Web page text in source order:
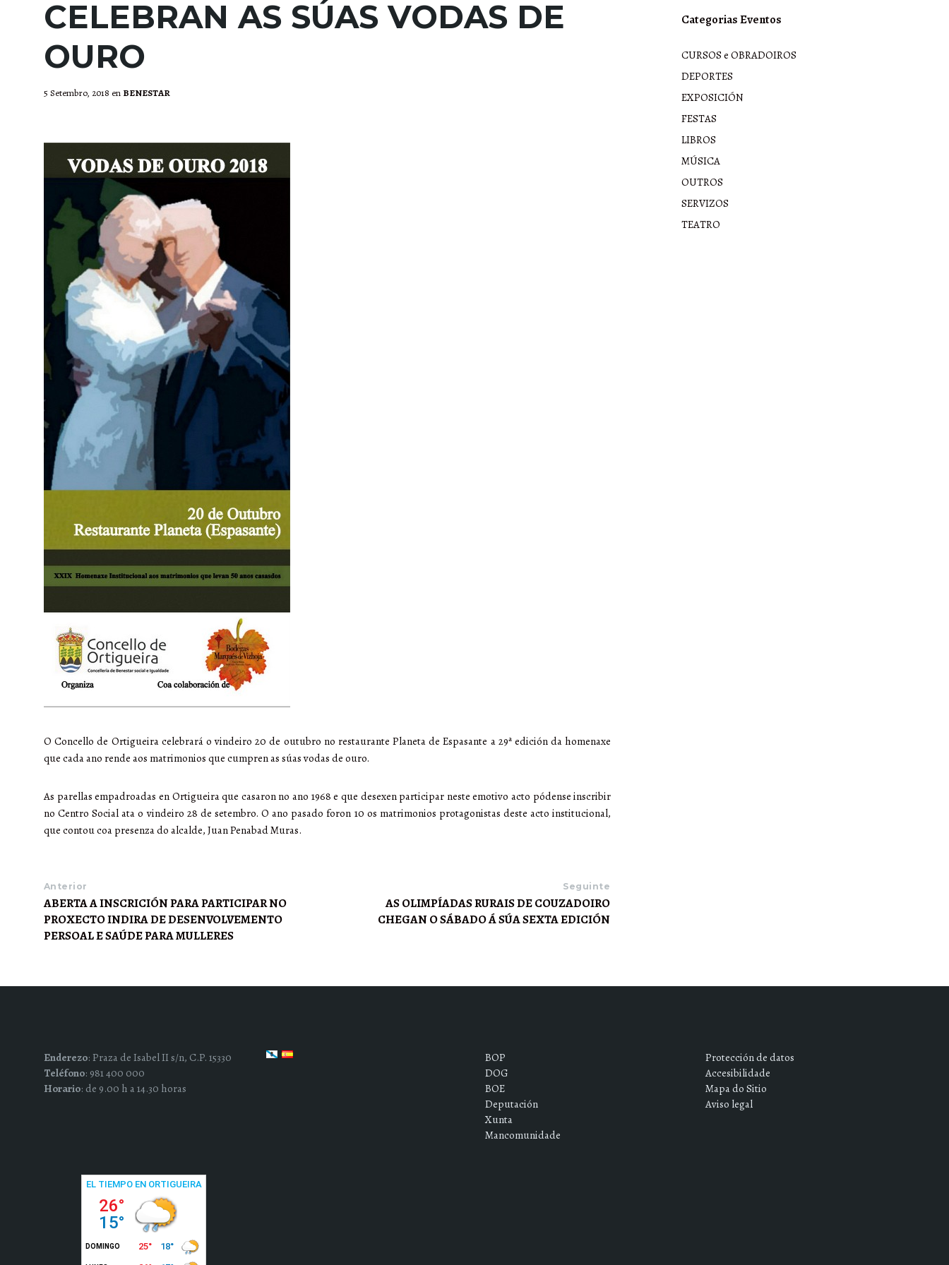
CELEBRAN AS SÚAS VODAS DE
OURO
5 Setembro, 2018 en BENESTAR
O Concello de Ortigueira celebrará o vindeiro 20 de outubro no restaurante Planeta de Espasante a 29ª edición da homenaxe
que cada ano rende aos matrimonios que cumpren as súas vodas de ouro.
As parellas empadroadas en Ortigueira que casaron no ano 1968 e que desexen participar neste emotivo acto pódense inscribir
no Centro Social ata o vindeiro 28 de setembro. O ano pasado foron 10 os matrimonios protagonistas deste acto institucional,
que contou coa presenza do alcalde, Juan Penabad Muras.
Anterior
ABERTA A INSCRICIÓN PARA PARTICIPAR NO
PROXECTO INDIRA DE DESENVOLVEMENTO
PERSOAL E SAÚDE PARA MULLERES
Seguinte
AS OLIMPÍADAS RURAIS DE COUZADOIRO
CHEGAN O SÁBADO Á SÚA SEXTA EDICIÓN
Categorias Eventos
CURSOS e OBRADOIROS
DEPORTES
EXPOSICIÓN
FESTAS
LIBROS
MÚSICA
OUTROS
SERVIZOS
TEATRO
Enderezo: Praza de Isabel II s/n, C.P. 15330
Teléfono: 981 400 000
Horario: de 9.00 h a 14.30 horas
BOP
DOG
BOE
Deputación
Xunta
Mancomunidade
Protección de datos
Accesibilidade
Mapa do Sitio
Aviso legal